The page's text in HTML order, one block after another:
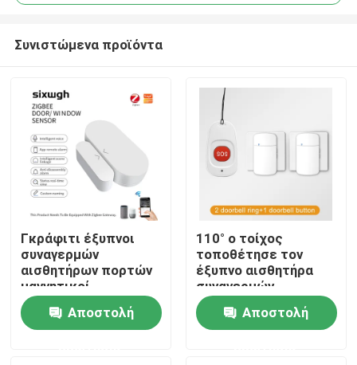
Σπίτι
Προϊόντα
Συνιστώμενα προϊόντα
Γκράφιτι έξυπνοι
συναγερμών
αισθητήρων πορτών
μαγνητικοί
αισθητήρες
παραθύρων πορτών
ZigBee ευφυείς
Αποστολή
110° ο τοίχος
τοποθέτησε τον
έξυπνο αισθητήρα
συναγερμών
Αποστολή